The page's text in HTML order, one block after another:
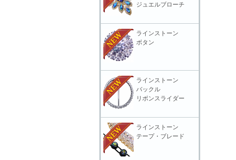
ジュエルブローチ
ラインストーン
ボタン
ラインストーン
バックル
リボンスライダー
ラインストーン
テープ・ブレード